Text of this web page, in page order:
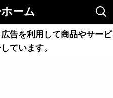
ーム
告を利用して商品やサービ
ています。